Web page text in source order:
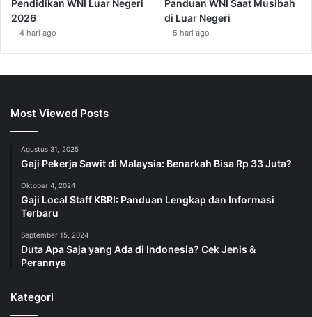
Pendidikan WNI Luar Negeri
2026
4 hari ago
Panduan WNI Saat Musibah
di Luar Negeri
5 hari ago
Most Viewed Posts
Agustus 31, 2025
Gaji Pekerja Sawit di Malaysia: Benarkah Bisa Rp 33 Juta?
Oktober 4, 2024
Gaji Local Staff KBRI: Panduan Lengkap dan Informasi
Terbaru
September 15, 2024
Duta Apa Saja yang Ada di Indonesia? Cek Jenis &
Perannya
Kategori